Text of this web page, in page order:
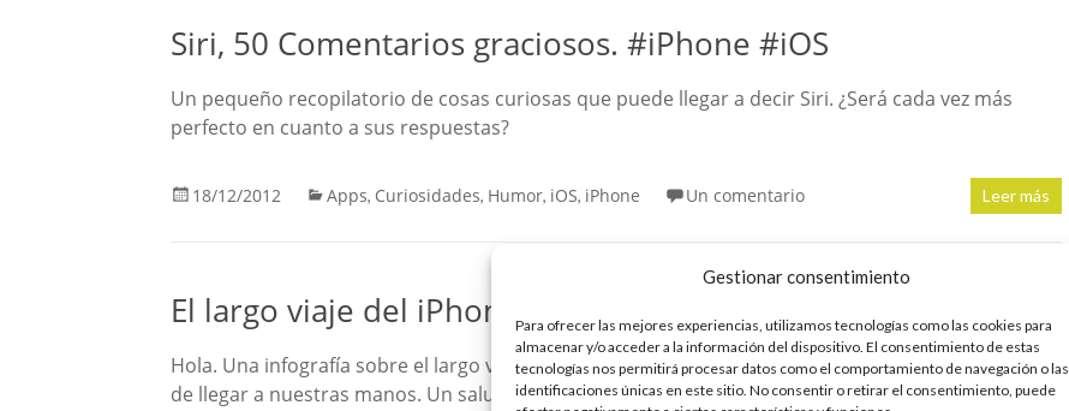
Gestionar consentimiento
Para ofrecer las mejores experiencias, utilizamos tecnologías como las cookies para
almacenar y/o acceder a la información del dispositivo. El consentimiento de estas
tecnologías nos permitirá procesar datos como el comportamiento de navegación o las
identificaciones únicas en este sitio. No consentir o retirar el consentimiento, puede
Siri, 50 Comentarios graciosos. #iPhone #iOS
Un pequeño recopilatorio de cosas curiosas que puede llegar a decir Siri. ¿Será cada vez más
perfecto en cuanto a sus respuestas?
18/12/2012 Apps, Curiosidades, Humor, iOS, iPhone Un comentario Leer más
El largo viaje del iPhone 5 #infografia #infographic #apple
Hola. Una infografía sobre el largo viaje del iPhone 5. Vamos, que hacen unos cuantos KM antes
de llegar a nuestras manos. Un saludo. Vía: ticsyformacion